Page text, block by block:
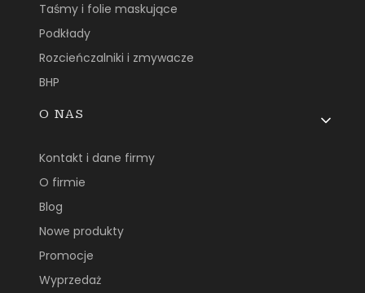
Taśmy i folie maskujące
Podkłady
Rozcieńczalniki i zmywacze
BHP
O NAS
Kontakt i dane firmy
O firmie
Blog
Nowe produkty
Promocje
Wyprzedaż